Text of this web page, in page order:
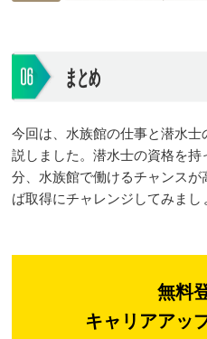
まとめ
今回は、水族館の仕事と潜水
説しました。潜水士の資格を
分、水族館で働けるチャンス
ば取得にチャレンジしてみまし
無料
キャリアアッ